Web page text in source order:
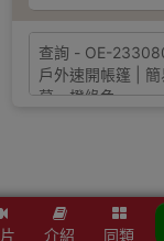
介紹 同類